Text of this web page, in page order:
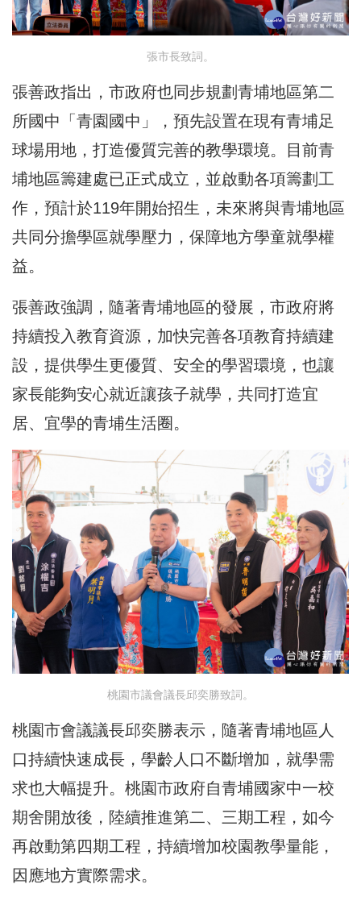
張市長致詞。
張善政指出，市政府也同步規劃青埔地區第二
所國中「青園國中」，預先設置在現有青埔足
球場用地，打造優質完善的教學環境。目前青
埔地區籌建處已正式成立，並啟動各項籌劃工
作，預計於119年開始招生，未來將與青埔地區
共同分擔學區就學壓力，保障地方學童就學權
益。
張善政強調，隨著青埔地區的發展，市政府將
持續投入教育資源，加快完善各項教育持續建
設，提供學生更優質、安全的學習環境，也讓
家長能夠安心就近讓孩子就學，共同打造宜
居、宜學的青埔生活圈。
桃園市議會議長邱奕勝致詞。
桃園市會議議長邱奕勝表示，隨著青埔地區人
口持續快速成長，學齡人口不斷增加，就學需
求也大幅提升。桃園市政府自青埔國家中一校
期舍開放後，陸續推進第二、三期工程，如今
再啟動第四期工程，持續增加校園教學量能，
因應地方實際需求。